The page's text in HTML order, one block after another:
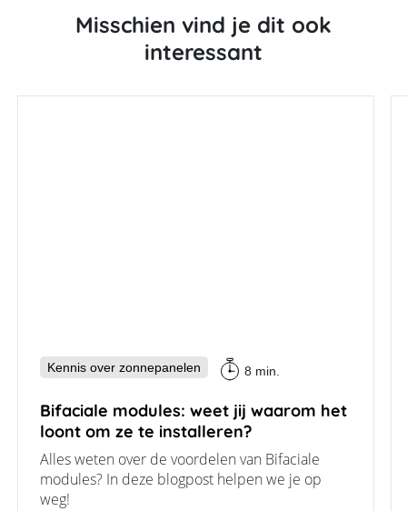
Misschien vind je dit ook
interessant
Kennis over zonnepanelen 8 min.
Bifaciale modules: weet jij waarom het
loont om ze te installeren?
Alles weten over de voordelen van Bifaciale
modules? In deze blogpost helpen we je op
weg!